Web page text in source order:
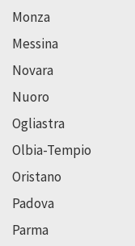
Monza
Messina
Novara
Nuoro
Ogliastra
Olbia-Tempio
Oristano
Padova
Parma